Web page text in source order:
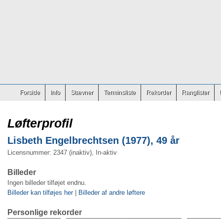
Forside Info Stævner Terminsliste Rekorder Ranglister
Løfterprofil
Lisbeth Engelbrechtsen (1977), 49 år
Licensnummer: 2347 (inaktiv), In-aktiv
Billeder
Ingen billeder tilføjet endnu.
Billeder kan tilføjes her| Billeder af andre løftere
Personlige rekorder